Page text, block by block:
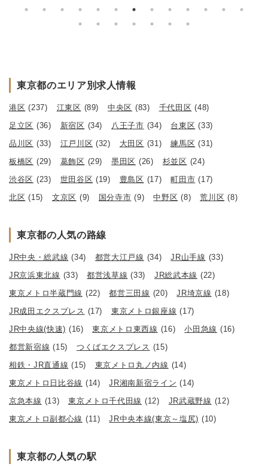
東京都のエリア別求人情報
港区 (237) 江東区 (89) 中央区 (83) 千代田区 (48)
足立区 (36) 新宿区 (34) 八王子市 (34) 台東区 (33)
品川区 (33) 江戸川区 (32) 大田区 (31) 練馬区 (31)
板橋区 (29) 葛飾区 (29) 墨田区 (26) 杉並区 (24)
渋谷区 (23) 世田谷区 (19) 豊島区 (17) 町田市 (17)
北区 (15) 文京区 (9) 国分寺市 (9) 中野区 (8) 荒川区 (8)
東京都の人気の路線
JR中央・総武線 (34) 都営大江戸線 (34) JR山手線 (33)
JR京浜東北線 (33) 都営浅草線 (33) JR総武本線 (22)
東京メトロ半蔵門線 (22) 都営三田線 (20) JR埼京線 (18)
JR成田エクスプレス (17) 東京メトロ銀座線 (17)
JR中央線(快速) (16) 東京メトロ東西線 (16) 小田急線 (16)
都営新宿線 (15) つくばエクスプレス (15)
相鉄・JR直通線 (15) 東京メトロ丸ノ内線 (14)
東京メトロ日比谷線 (14) JR湘南新宿ライン (14)
京急本線 (13) 東京メトロ千代田線 (12) JR武蔵野線 (12)
東京メトロ副都心線 (11) JR中央本線(東京～塩尻) (10)
東京都の人気の駅